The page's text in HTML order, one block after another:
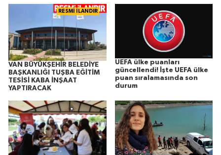
RESMİ İLANDIR
VAN BÜYÜKŞEHİR BELEDİYE
BAŞKANLIĞI TUŞBA EĞİTİM
TESİSİ KABA İNŞAAT
YAPTIRACAK
UEFA ülke puanları
güncellendi! İşte UEFA ülke
puan sıralamasında son
durum